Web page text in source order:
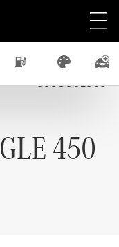
0558001563
GLE 450